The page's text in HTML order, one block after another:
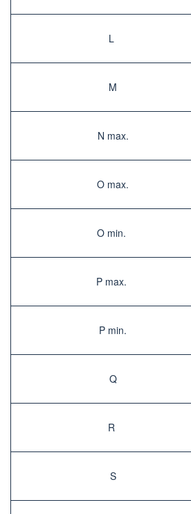
L ­
M
N max.­
O max.­
O min. ­
P max. ­
P min.­
Q
R ­
S